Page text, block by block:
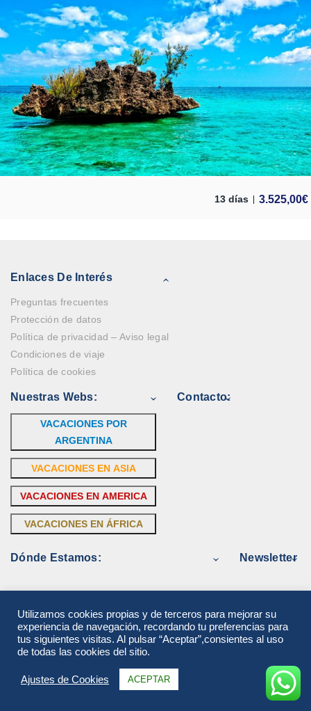
13 días 3.525,00€
Enlaces De Interés
Preguntas frecuentes
Protección de datos
Política de privacidad – Aviso legal
Condiciones de viaje
Política de cookies
Nuestras Webs:
VACACIONES POR
ARGENTINA
VACACIONES EN ASIA
VACACIONES EN AMERICA
VACACIONES EN ÁFRICA
Contacto:
Dónde Estamos: Newsletter
Utilizamos cookies propias y de terceros para mejorar su
experiencia de navegación, recordando tu preferencias para
tus siguientes visitas. Al pulsar “Aceptar”,consientes al uso
de todas las cookies del sitio.
Ajustes de Cookies ACEPTAR